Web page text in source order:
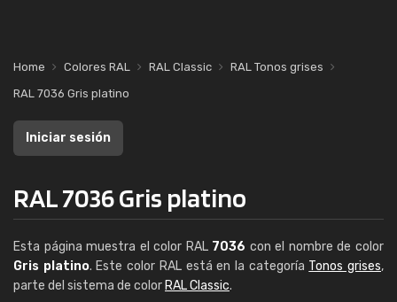
Home Colores RAL RAL Classic
RAL Tonos grises
RAL 7036 Gris platino
Iniciar sesión
RAL 7036 Gris platino
Esta página muestra el color RAL 7036 con el nombre de color
Gris platino. Este color RAL está en la categoría Tonos grises,
parte del sistema de color RAL Classic.